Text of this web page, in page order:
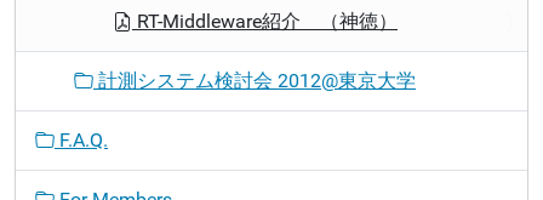
RT-Middleware紹介 （神徳）
計測システム検討会 2012@東京大学
F.A.Q.